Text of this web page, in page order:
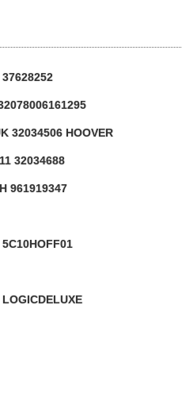
32034506 HOOVER
32034688
961919347
5C10HOFF01
LOGICDELUXE